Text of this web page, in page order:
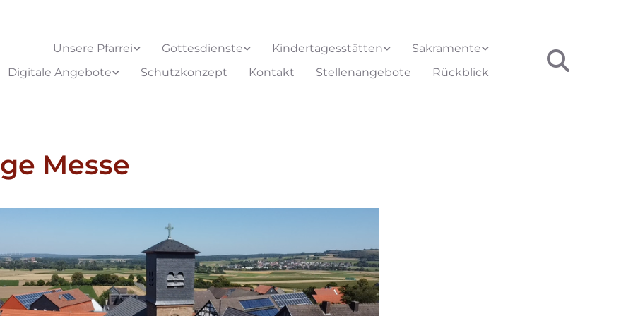
Unsere Pfarrei Gottesdienste Kindertagesstätten
Sakramente
Digitale Angebote
Schutzkonzept Kontakt Stellenangebote Rückblick
Messe